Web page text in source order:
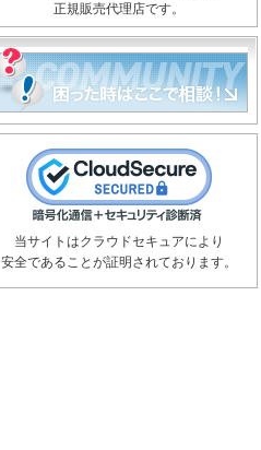
正規販売代理店です。
当サイトはクラウドセキュアにより
安全であることが証明されております。